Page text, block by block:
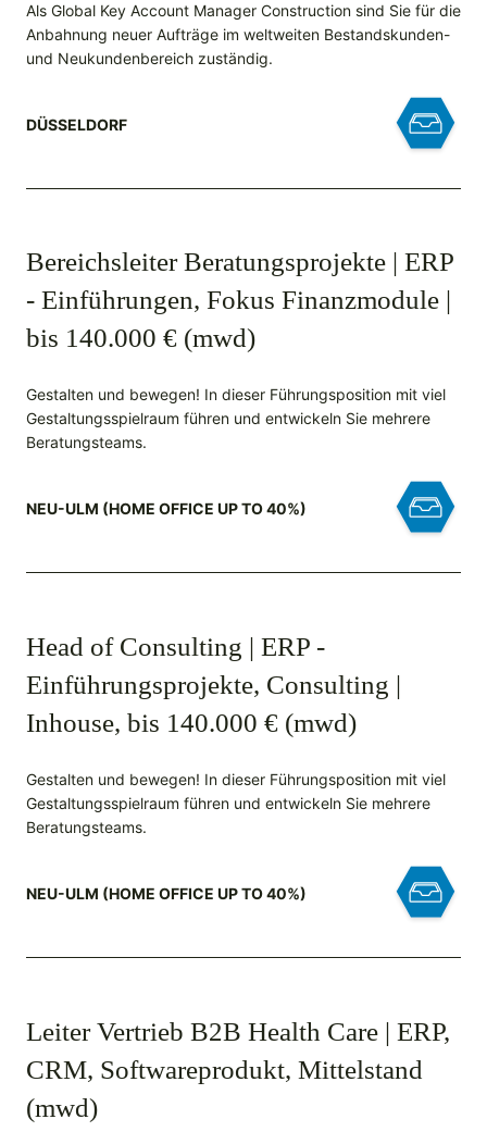
Als Global Key Account Manager Construction sind Sie für die
Anbahnung neuer Aufträge im weltweiten Bestandskunden-
und Neukundenbereich zuständig.
DÜSSELDORF
Bereichsleiter Beratungsprojekte | ERP
- Einführungen, Fokus Finanzmodule |
bis 140.000 € (mwd)
Gestalten und bewegen! In dieser Führungsposition mit viel
Gestaltungsspielraum führen und entwickeln Sie mehrere
Beratungsteams.
NEU-ULM (HOME OFFICE UP TO 40%)
Head of Consulting | ERP -
Einführungsprojekte, Consulting |
Inhouse, bis 140.000 € (mwd)
Gestalten und bewegen! In dieser Führungsposition mit viel
Gestaltungsspielraum führen und entwickeln Sie mehrere
Beratungsteams.
NEU-ULM (HOME OFFICE UP TO 40%)
Leiter Vertrieb B2B Health Care | ERP,
CRM, Softwareprodukt, Mittelstand
(mwd)